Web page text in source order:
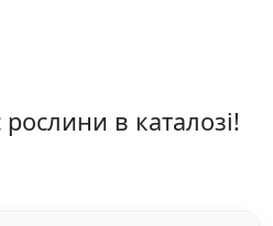
в каталозі!